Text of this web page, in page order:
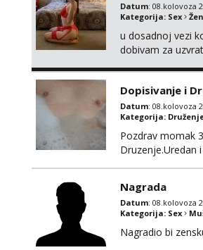
Datum: 08.kolovoza
Kategorija: Sex
u dosadnoj vezi
dobivam za
Dopisivanje i
Datum: 08.kolovoza
Kategorija:
Pozdrav momak
Druzenje.Uredan
Nagrada
Datum: 08.kolovoza
Kategorija: Sex
Nagradio bi